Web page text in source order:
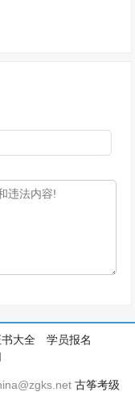
大全
学员报名
古筝考级